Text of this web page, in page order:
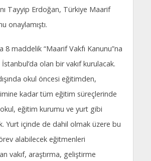
Tayyip Erdoğan, Türkiye Maarif
onaylamıştı.
8 maddelik “Maarif Vakfı Kanunu”na
olan bir vakıf kurulacak.
okul öncesi eğitimden,
kadar tüm eğitim süreçlerinde
eğitim kurumu ve yurt gibi
Yurt içinde de dahil olmak üzere bu
alabilecek eğitmenleri
vakıf, araştırma, geliştirme